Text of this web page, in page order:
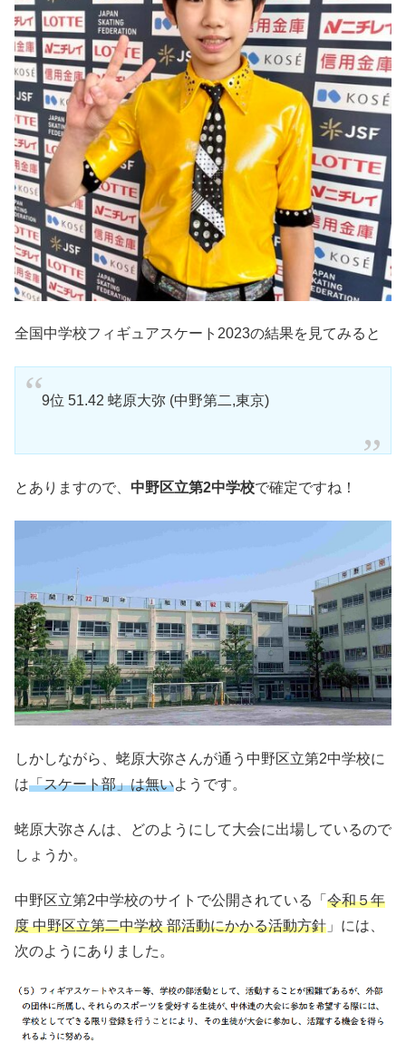
全国中学校フィギュアスケート2023の結果を見てみると
9位 51.42 蛯原大弥 (中野第二,東京)
とありますので、 中野区立第2中学校で確定ですね！
しかしながら、蛯原大弥さんが通う中野区立第2中学校に
は「スケート部」は無いようです。
蛯原大弥さんは、
どのようにして大会に出場しているので
しょうか。
中野区立第2中学校のサイトで公開されている「 令和５年
度 中野区立第二中学校 部活動にかかる活動方針 」には、
次のようにありました。